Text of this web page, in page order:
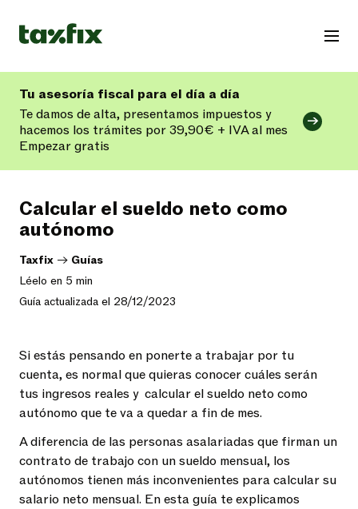
Tu asesoría fiscal para el día a día
Te damos de alta, presentamos impuestos y
hacemos los trámites por 39,90€ + IVA al mes
Empezar gratis
Calcular el sueldo neto como
autónomo
Taxfix -> Guías
Léelo en 5 min
Guía actualizada el 28/12/2023
Si estás pensando en ponerte a trabajar por tu
cuenta, es normal que quieras conocer cuáles serán
tus ingresos reales y calcular el sueldo neto como
autónomo que te va a quedar a fin de mes.
A diferencia de las personas asalariadas que firman un
contrato de trabajo con un sueldo mensual, los
autónomos tienen más inconvenientes para calcular su
salario neto mensual. En esta guía te explicamos